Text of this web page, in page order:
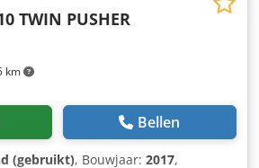
km
TWIN PUSHER
Bellen
(gebruikt), Bouwjaar: 2017,